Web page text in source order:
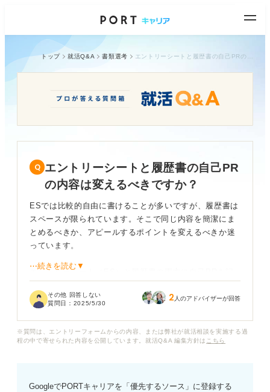
トップ 就活Q&A 書類選考
エントリーシートと履歴書の自己PR
の内容は変えるべきですか？
ESでは比較的自由に書けることが多いですが、履歴書は
スペースが限られています。そこで同じ内容を簡潔にま
とめるべきか、アピールするポイントを変えるべきか迷
っています。
エントリーシート（ES）と履歴書の両方に自己PRを記
それとも、それぞれの書類の特性に合わせて書き分ける
また、採用担当者はESと履歴書の自己PRをどのように
⋯続きを読む▼
その他 回答しない
質問日： 2025/5/30 2 人のアドバイザーが回答
※質問は、エントリーフォームからの内容、または弊社が就活相談を実施する過
程の中で寄せられた内容を公開しています。就活Q&A 編集方針は こちら
GoogleでPORTキャリアを「優先するソース」に登録する